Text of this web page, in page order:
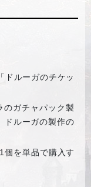
ドルーガのチケッ
のガチャパック製
ドルーガの製作の
個を単品で購入す